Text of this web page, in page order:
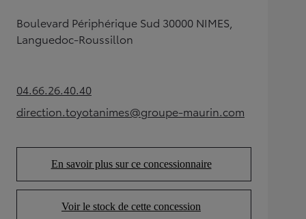
Boulevard Périphérique Sud 30000 NIMES,
Languedoc-Roussillon
04.66.26.40.40(Opens in new tab)
direction.toyotanimes@groupe-maurin.com
(Opens in new tab)
En savoir plus sur ce concessionnaire
(Opens in new tab)
Voir le stock de cette concession
(Opens in new tab)